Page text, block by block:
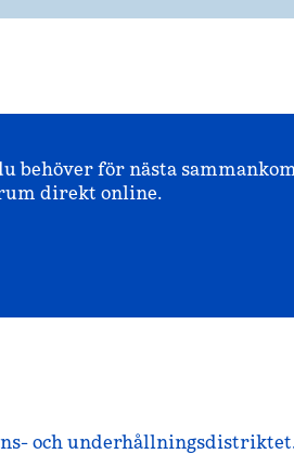
behöver för nästa
rum direkt online.
och